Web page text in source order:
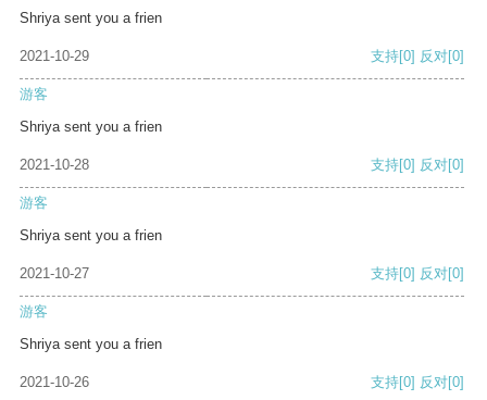
Shriya sent you a frien
2021-10-29 支持[0] 反对[0]
游客
Shriya sent you a frien
2021-10-28 支持[0] 反对[0]
游客
Shriya sent you a frien
2021-10-27 支持[0] 反对[0]
游客
Shriya sent you a frien
2021-10-26 支持[0] 反对[0]